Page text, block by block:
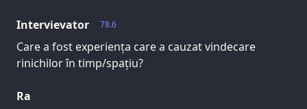
78.6
Intervievator
Care a fost experiența care a cauzat vindecare
rinichilor în timp/spațiu?
Ra